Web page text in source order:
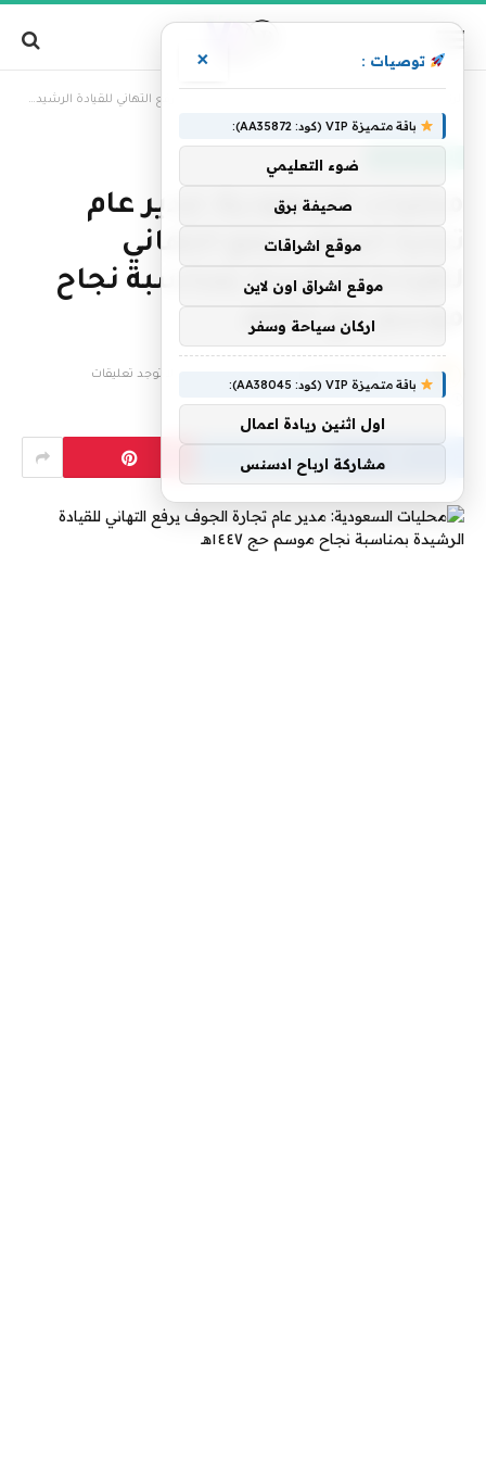
محليات السعودية: مدير عام تجارة الجوف يرفع التهاني للقيادة الرشيدة بمناسبة نجاح موسم حج ١٤٤٧هـ
محليات السعودية: مدير عام
تجارة الجوف يرفع التهاني
للقيادة الرشيدة بمناسبة نجاح
موسم حج ١٤٤٧هـ
لا توجد تعليقات
2 دقائق
توصيات : ×
باقة متميزة VIP (كود: AA35872):
ضوء التعليمي
صحيفة برق
موقع اشراقات
موقع اشراق اون لاين
اركان سياحة وسفر
باقة متميزة VIP (كود: AA38045):
اول اثنين ريادة اعمال
مشاركة ارباح ادسنس